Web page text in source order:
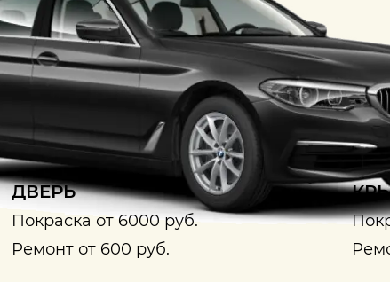
ДВЕРЬ
Покраска от 6000 руб.
Ремонт от 600 руб.